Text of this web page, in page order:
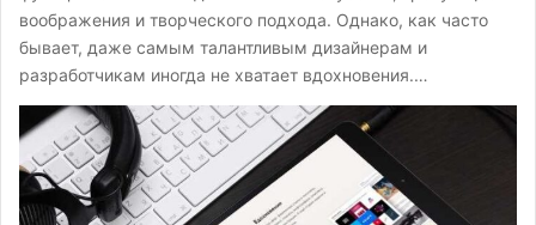
воображения и творческого подхода. Однако, как часто
бывает, даже самым талантливым дизайнерам и
разработчикам иногда не хватает вдохновения.…